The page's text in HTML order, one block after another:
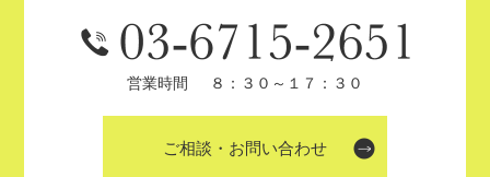
営業時間 ８：３０～１７：３０
ご相談・お問い合わせ